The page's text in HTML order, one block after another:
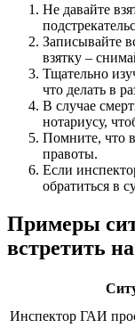
Не давайте
Записывайте
взятку –
Тщательно
что делать в
В случае
нотариусу,
Помните, что в
правоты.
Если
обратиться в
Примеры
встретить
Инспектор ГАИ